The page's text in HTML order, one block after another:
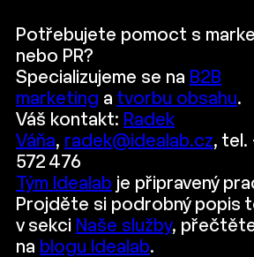
Potřebujete pomoct s
nebo PR?
Specializujeme se na B2B
marketing a tvorbu obsahu.
Váš kontakt: Radek
Váňa, radek@idealab.cz, tel.
572 476
Tým Idealab je připravený
Projděte si podrobný popis
v sekci Naše služby,
na blogu Idealab.